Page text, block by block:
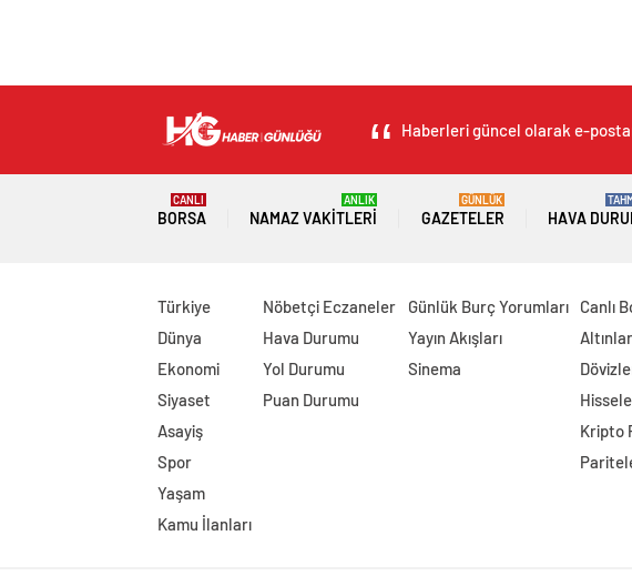
Haberleri güncel olarak e-
BORSA
CANLI
NAMAZ VAKITLERI
ANLIK
GAZETELER
GÜNLÜK
HAVA
Türkiye
Dünya
Ekonomi
Siyaset
Asayiş
Spor
Yaşam
Kamu İlanları
Nöbetçi Eczaneler
Hava Durumu
Yol Durumu
Puan Durumu
Günlük Burç Yorumları
Yayın Akışları
Sinema
Canlı
Altınlar
Kripto